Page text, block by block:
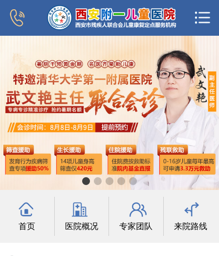
新闻中心
专家团队
科室导航
行为发育科
小儿内分泌科
首页 医院概况 专家团队 来院路线